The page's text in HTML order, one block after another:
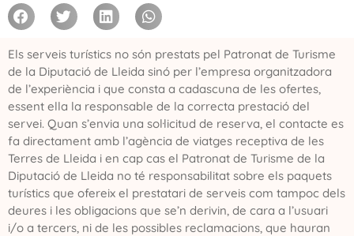
Els serveis turístics no són prestats pel Patronat de Turisme
de la Diputació de Lleida sinó per l’empresa organitzadora
de l’experiència i que consta a cadascuna de les ofertes,
essent ella la responsable de la correcta prestació del
servei. Quan s’envia una sol·licitud de reserva, el contacte es
fa directament amb l’agència de viatges receptiva de les
Terres de Lleida i en cap cas el Patronat de Turisme de la
Diputació de Lleida no té responsabilitat sobre els paquets
turístics que ofereix el prestatari de serveis com tampoc dels
deures i les obligacions que se’n derivin, de cara a l’usuari
i/o a tercers, ni de les possibles reclamacions, que hauran